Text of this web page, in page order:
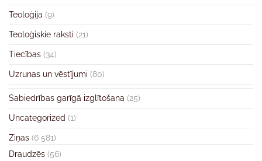
Teoloģija (9)
Teoloģiskie raksti (21)
Tiecības (34)
Uzrunas un vēstījumi (80)
Sabiedrības garīgā izglītošana (25)
Uncategorized (1)
Ziņas (6 581)
Draudzēs (56)